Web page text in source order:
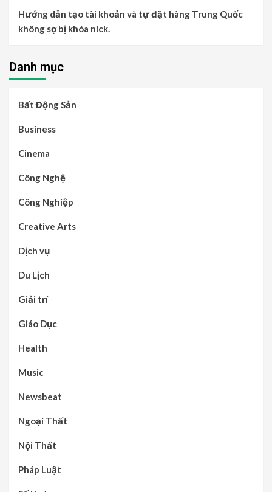
Hướng dẫn tạo tài khoản và tự đặt hàng Trung Quốc
không sợ bị khóa nick.
Danh mục
Bất Động Sản
Business
Cinema
Công Nghệ
Công Nghiệp
Creative Arts
Dịch vụ
Du Lịch
Giải trí
Giáo Dục
Health
Music
Newsbeat
Ngoại Thất
Nội Thất
Pháp Luật